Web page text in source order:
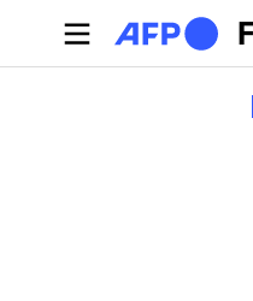
Pasar al contenido principal
Solapas